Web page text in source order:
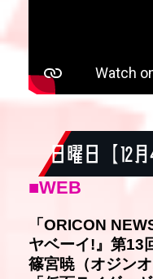
日曜日【 12月
■WEB
「ORICON
ヤベーイ!』第13
篠宮暁（オジン